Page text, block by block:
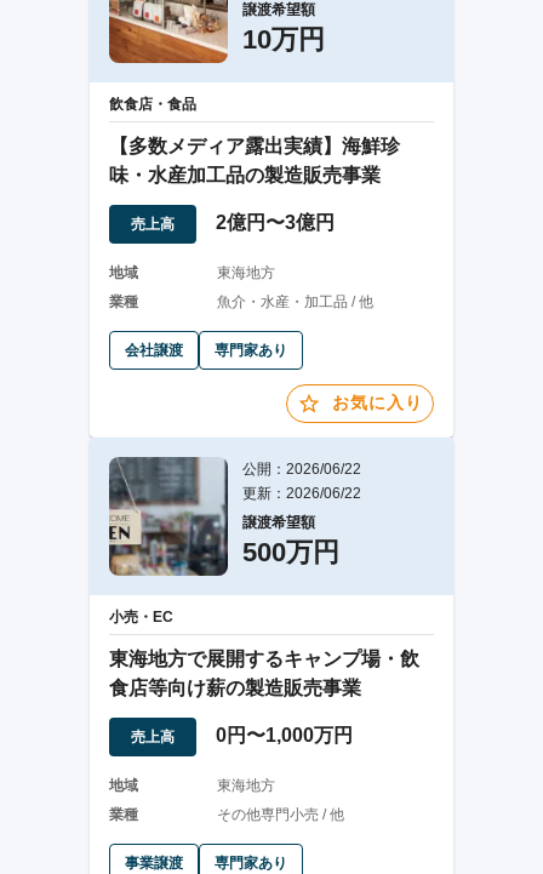
譲渡希望額
10万円
飲食店・食品
【多数メディア露出実績】海鮮珍
味・水産加工品の製造販売事業
売上高 2億円〜3億円
地域
東海地方
業種
魚介・水産・加工品 / 他
会社譲渡 専門家あり
お気に入り
公開：2026/06/22
更新：2026/06/22
譲渡希望額
500万円
小売・EC
東海地方で展開するキャンプ場・飲
食店等向け薪の製造販売事業
売上高 0円〜1,000万円
地域
東海地方
業種
その他専門小売 / 他
事業譲渡 専門家あり